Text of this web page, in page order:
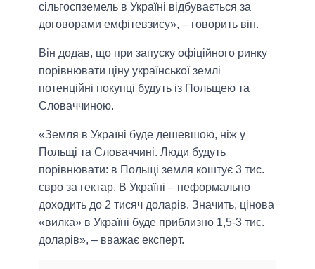
сільгоспземель в Україні відбувається за
договорами емфітевзису», – говорить він.
Він додав, що при запуску офіційного ринку
порівнювати ціну української землі
потенційні покупці будуть із Польщею та
Словаччиною.
«Земля в Україні буде дешевшою, ніж у
Польщі та Словаччині. Люди будуть
порівнювати: в Польщі земля коштує 3 тис.
євро за гектар. В Україні – неформально
доходить до 2 тисяч доларів. Значить, цінова
«вилка» в Україні буде приблизно 1,5-3 тис.
доларів», – вважає експерт.